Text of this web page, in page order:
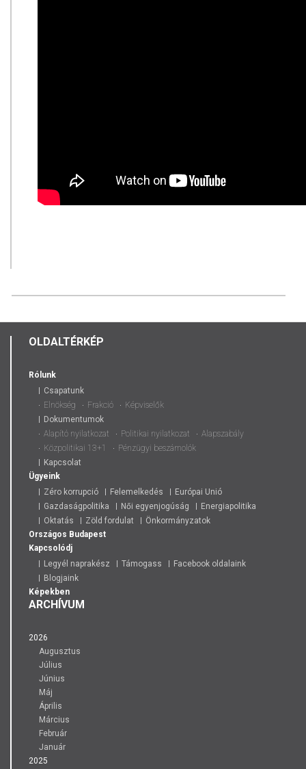
OLDALTÉRKÉP
Rólunk
Csapatunk
Elnökség
Frakció
Képviselők
Dokumentumok
Alapító nyilatkozat
Politikai nyilatkozat
Alapszabály
Közpolitikai 13+1
Pénzügyi beszámolók
Kapcsolat
Ügyeink
Zéro korrupció
Felemelkedés
Európai Unió
Gazdaságpolitika
Női egyenjogúság
Energiapolitika
Oktatás
Zöld fordulat
Önkormányzatok
Országos Budapest
Kapcsolódj
Legyél naprakész
Támogass
Facebook oldalaink
Blogjaink
Képekben
ARCHÍVUM
2026
Augusztus
Július
Június
Máj
Április
Március
Február
Január
2025